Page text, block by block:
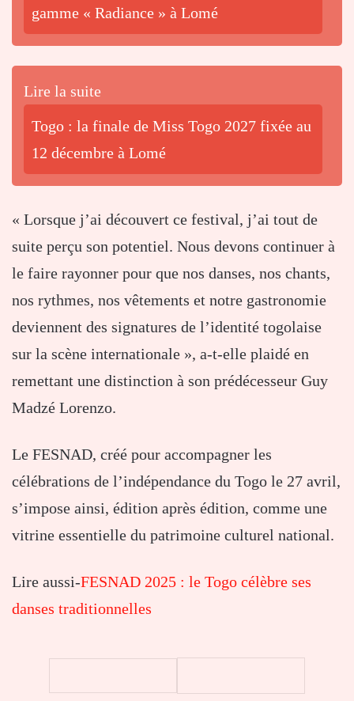
gamme « Radiance » à Lomé
Lire la suite
Togo : la finale de Miss Togo 2027 fixée au
12 décembre à Lomé
« Lorsque j’ai découvert ce festival, j’ai tout de
suite perçu son potentiel. Nous devons continuer à
le faire rayonner pour que nos danses, nos chants,
nos rythmes, nos vêtements et notre gastronomie
deviennent des signatures de l’identité togolaise
sur la scène internationale », a-t-elle plaidé en
remettant une distinction à son prédécesseur Guy
Madzé Lorenzo.
Le FESNAD, créé pour accompagner les
célébrations de l’indépendance du Togo le 27 avril,
s’impose ainsi, édition après édition, comme une
vitrine essentielle du patrimoine culturel national.
Lire aussi-FESNAD 2025 : le Togo célèbre ses
danses traditionnelles